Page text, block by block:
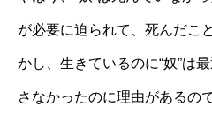
が必要に迫られて、死んだこ
かし、生きているのに“奴”は
さなかったのに理由があるの